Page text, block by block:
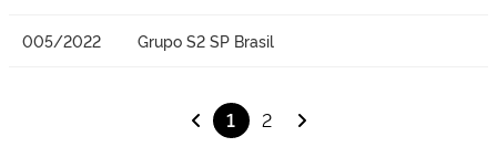
005/2022 Grupo S2 SP Brasil
1 2